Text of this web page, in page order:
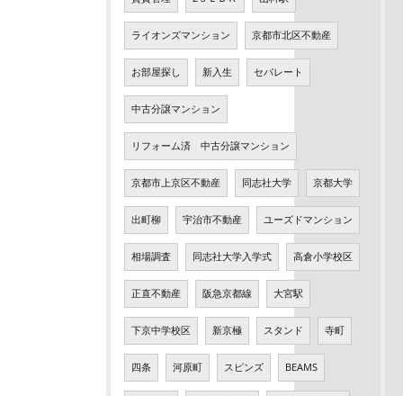
ライオンズマンション 京都市北区不動産
お部屋探し 新入生 セパレート
中古分譲マンション
リフォーム済 中古分譲マンション
京都市上京区不動産 同志社大学 京都大学
出町柳 宇治市不動産 ユーズドマンション
相場調査 同志社大学入学式 高倉小学校区
正直不動産 阪急京都線 大宮駅
下京中学校区 新京極 スタンド 寺町
四条 河原町 スピンズ BEAMS